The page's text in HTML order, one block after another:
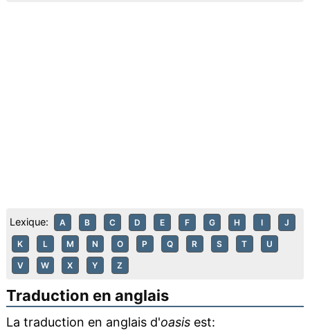
Lexique: A B C D E F G H I J
K L M N O P Q R S T U
V W X Y Z
Traduction en anglais
La traduction en anglais d'oasisest: